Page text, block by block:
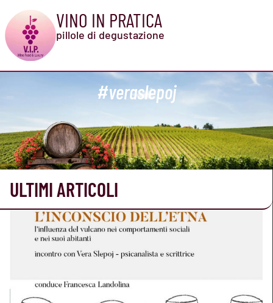
VINO IN PRATICA
pillole di degustazione
#veraslepoj
ULTIMI ARTICOLI